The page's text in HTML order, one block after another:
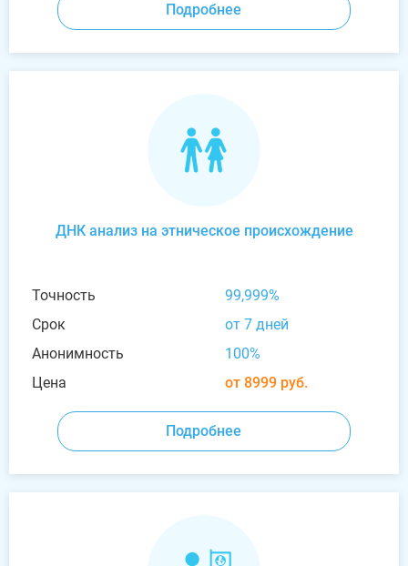
Подробнее
ДНК анализ на этническое происхождение
Точность
99,999%
Срок
от 7 дней
Анонимность
100%
Цена
от 8999 руб.
Подробнее